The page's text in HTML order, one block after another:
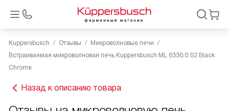
Kuppersbusch Отзывы
Микроволновые печи
Встраиваемая микроволновая печь Kuppersbusch ML 6330.0 S2 Black
Chrome
Назад к описанию товара